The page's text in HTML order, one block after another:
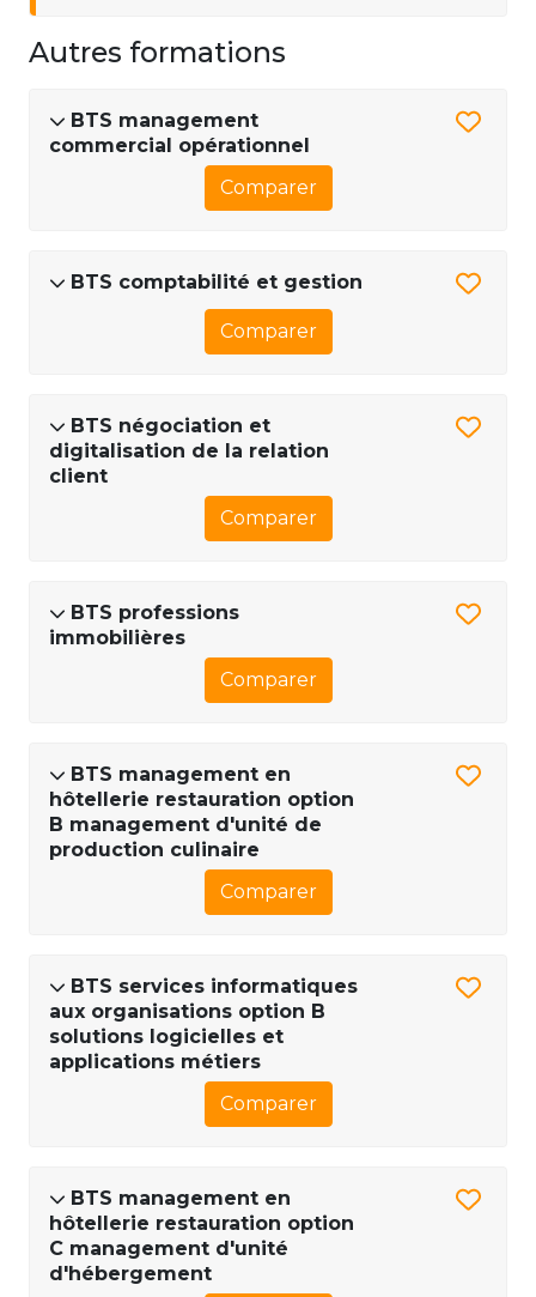
Autres formations
BTS management
commercial opérationnel
Comparer
BTS comptabilité et gestion
Comparer
BTS négociation et
digitalisation de la relation
client
Comparer
BTS professions
immobilières
Comparer
BTS management en
hôtellerie restauration option
B management d'unité de
production culinaire
Comparer
BTS services informatiques
aux organisations option B
solutions logicielles et
applications métiers
Comparer
BTS management en
hôtellerie restauration option
C management d'unité
d'hébergement